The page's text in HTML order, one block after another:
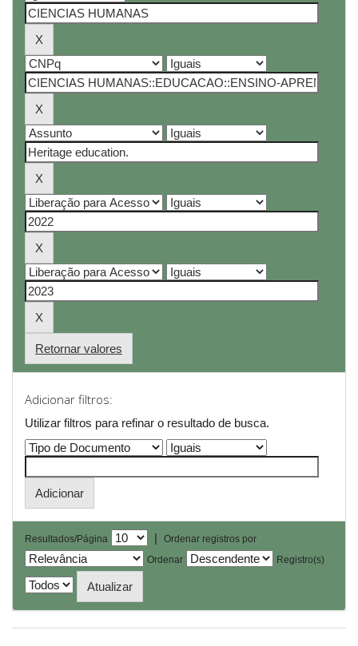
Retornar valores
Adicionar filtros:
Utilizar filtros para refinar o resultado de busca.
Resultados/Página |
Ordenar registros por
Ordenar
Registro(s)